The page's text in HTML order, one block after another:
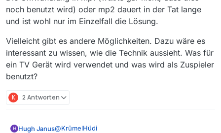
noch benutzt wird) oder mp2 dauert in der Tat lange
und ist wohl nur im Einzelfall die Lösung.
Vielleicht gibt es andere Möglichkeiten. Dazu wäre es
interessant zu wissen, wie die Technik aussieht. Was für
ein TV Gerät wird verwendet und was wird als Zuspieler
benutzt?
K 2 Antworten
H Hugh Janus@KrümelHüdi